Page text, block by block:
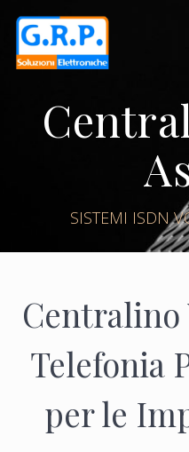
SISTEMI ISDN
Centralino
Telefonia
per le